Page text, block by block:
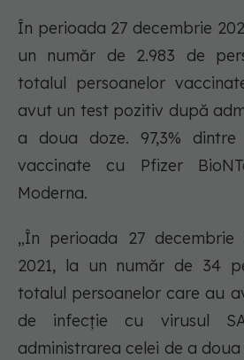
În perioada 27 decembrie
un număr de 2.983 de
totalul persoanelor
avut un test pozitiv după
a doua doze. 97,3%
vaccinate cu Pfizer
Moderna.
„În perioada 27
2021, la un număr de 34
totalul persoanelor care au
de infecție cu virusul
administrarea celei de a